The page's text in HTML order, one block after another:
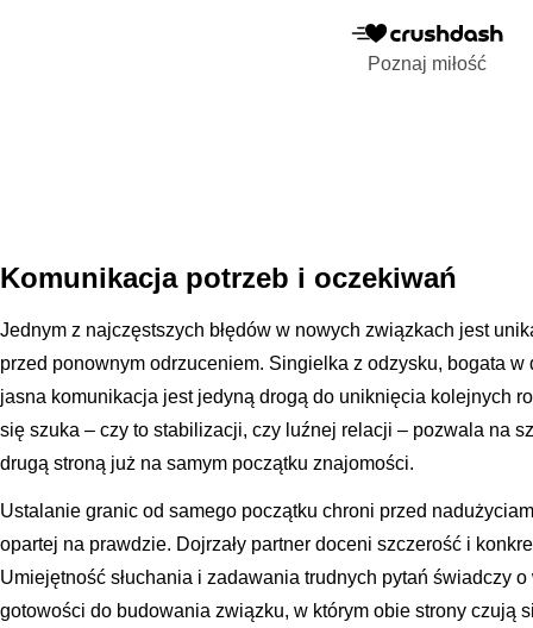
Poznaj miłość
Komunikacja potrzeb i oczekiwań
Jednym z najczęstszych błędów w nowych związkach jest
przed ponownym odrzuceniem. Singielka z odzysku, bogata
jasna komunikacja jest jedyną drogą do uniknięcia kolejnych
się szuka – czy to stabilizacji, czy luźnej relacji – pozwala na
drugą stroną już na samym początku znajomości.
Ustalanie granic od samego początku chroni przed
opartej na prawdzie. Dojrzały partner doceni szczerość i
Umiejętność słuchania i zadawania trudnych pytań świadczy
gotowości do budowania związku, w którym obie strony czują